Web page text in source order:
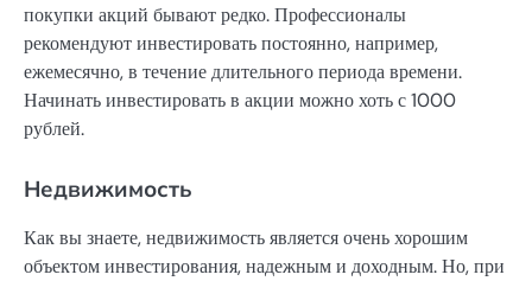
покупки акций бывают редко. Профессионалы
рекомендуют инвестировать постоянно, например,
ежемесячно, в течение длительного периода времени.
Начинать инвестировать в акции можно хоть с 1000
рублей.
Недвижимость
Как вы знаете, недвижимость является очень хорошим
объектом инвестирования, надежным и доходным. Но, при